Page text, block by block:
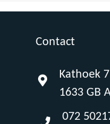
Contact
Kathoek 7
1633 GB
072